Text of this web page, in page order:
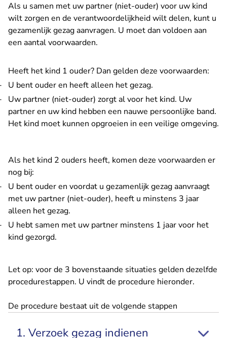
Als u samen met uw partner (niet-ouder) voor uw kind
wilt zorgen en de verantwoordelijkheid wilt delen, kunt u
gezamenlijk gezag aanvragen. U moet dan voldoen aan
een aantal voorwaarden.
Heeft het kind 1 ouder? Dan gelden deze voorwaarden:
U bent ouder en heeft alleen het gezag.
Uw partner (niet-ouder) zorgt al voor het kind. Uw
partner en uw kind hebben een nauwe persoonlijke band.
Het kind moet kunnen opgroeien in een veilige omgeving.
Als het kind 2 ouders heeft, komen deze voorwaarden er
nog bij:
U bent ouder en voordat u gezamenlijk gezag aanvraagt
met uw partner (niet-ouder), heeft u minstens 3 jaar
alleen het gezag.
U hebt samen met uw partner minstens 1 jaar voor het
kind gezorgd.
Let op: voor de 3 bovenstaande situaties gelden dezelfde
procedurestappen. U vindt de procedure hieronder.
De procedure bestaat uit de volgende stappen
1. Verzoek gezag indienen